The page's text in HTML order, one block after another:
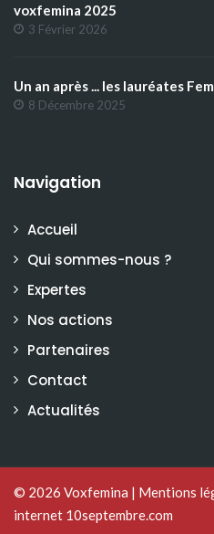
voxfemina 2025
3 Février 2026
Un an après ... les lauréates
8 Décembre 2025
Navigation
Accueil
Qui sommes-nous ?
Expertes
Nos actions
Partenaires
Contact
Actualités
© 2026 Voxfemina | Mentions
internet 10septembre.com